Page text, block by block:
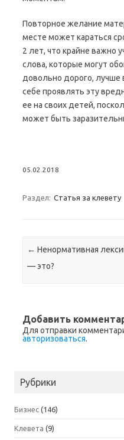
Повторное желание
месте может караться
2 лет, что крайне важно
слова, которые могут
довольно дорого, лучше
себе проявлять эту
ее на своих детей,
может быть
05.02.2018
Раздел: Статья за клевету
Навигация по записям
← Ненормативная
— это?
Добавить
Для отправки
авторизоваться.
Рубрики
Бизнес (146)
Клевета (9)